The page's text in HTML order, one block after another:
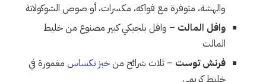
والهشة، متوفرة مع فواكه، مكسرات، أو صوص الشوكولاتة
وافل المالت – وافل بلجيكي كبير مصنوع من خليط
المالت
فرنش توست – ثلاث شرائح منخبز تكساس مغمورة في
خليط كريمي